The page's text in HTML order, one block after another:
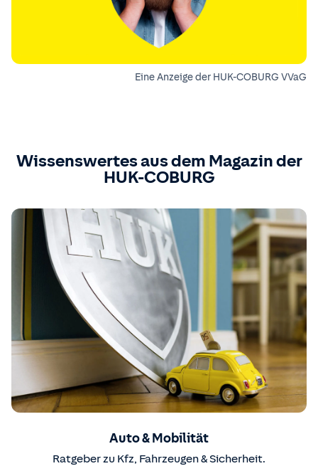
Eine Anzeige der HUK-COBURG VVaG
Wissenswertes aus dem Magazin der
HUK-COBURG
Auto & Mobilität
Ratgeber zu Kfz, Fahrzeugen & Sicherheit.